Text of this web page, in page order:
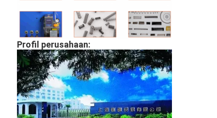
Profil perusahaan: